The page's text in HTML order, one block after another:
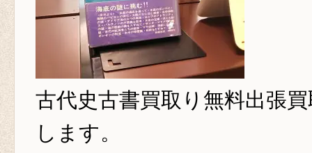
古代史古書買取り 無料出張
します。